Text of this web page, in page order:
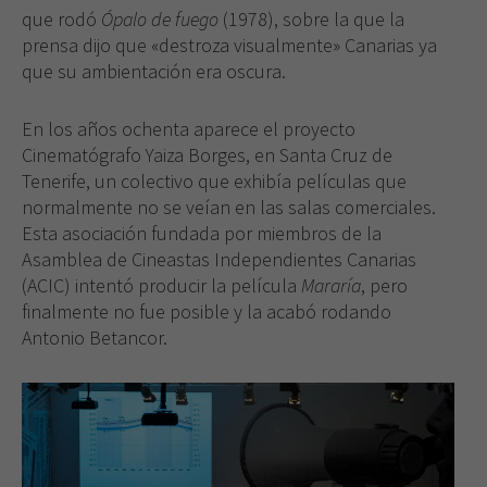
que rodó Ópalo de fuego (1978), sobre la que la
prensa dijo que «destroza visualmente» Canarias ya
que su ambientación era oscura.
En los años ochenta aparece el proyecto
Cinematógrafo Yaiza Borges, en Santa Cruz de
Tenerife, un colectivo que exhibía películas que
normalmente no se veían en las salas comerciales.
Esta asociación fundada por miembros de la
Asamblea de Cineastas Independientes Canarias
(ACIC) intentó producir la película Mararía, pero
finalmente no fue posible y la acabó rodando
Antonio Betancor.